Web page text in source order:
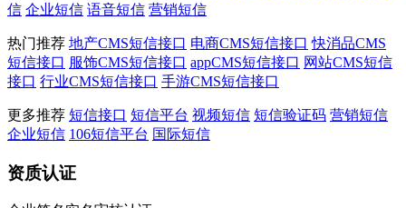
信 企业短信 语音短信 营销短信
热门推荐 地产CMS短信接口 电商CMS短信接口 快消品CMS
短信接口 服饰CMS短信接口 appCMS短信接口 网站CMS短信
接口 行业CMS短信接口 手游CMS短信接口
更多推荐 短信接口 短信平台 视频短信 短信验证码 营销短信
企业短信 106短信平台 国际短信
资质认证